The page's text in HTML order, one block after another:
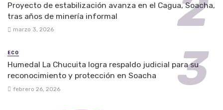
Proyecto de estabilización avanza en el Cagua, Soacha,
tras años de minería informal
marzo 3, 2026
ECO
Humedal La Chucuita logra respaldo judicial para su
reconocimiento y protección en Soacha
febrero 26, 2026